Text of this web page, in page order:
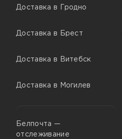
Доставка в Гродно
Доставка в Брест
Доставка в Витебск
Доставка в Могилев
Белпочта —
отслеживание